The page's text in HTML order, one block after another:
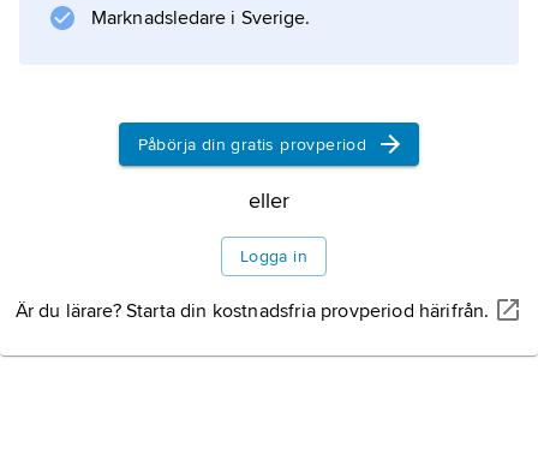
Marknadsledare i Sverige.
Påbörja din gratis provperiod
eller
Logga in
Är du lärare? Starta din kostnadsfria provperiod härifrån.